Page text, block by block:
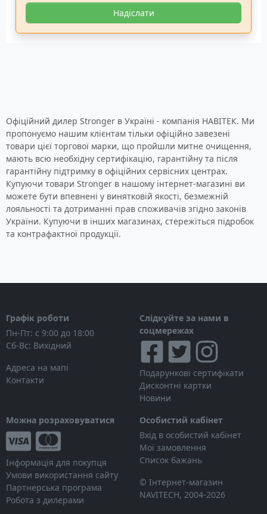
Надіслати
Офіційний дилер Stronger в Україні - компанія НАВІТЕК. Ми
пропонуємо нашим клієнтам тільки офіційно завезені
товари цієї торгової марки, що пройшли митне очищення,
мають всю необхідну сертифікацію, гарантійну та після
гарантійну підтримку в офіційних сервісних центрах.
Купуючи товари Stronger в нашому інтернет-магазині ви
можете бути впевнені у винятковій якості, безмежній
лояльності та дотриманні прав споживачів згідно законів
України. Купуючи в інших магазинах, стережіться підробок
та контрафактної продукції.
Графік роботи
Пн-Пт: с 9:00 до 18:00
Сб-Вс: Вихідний
Адреса на мапі
Контакти
Слідкуйте за нами в
соцмережах
Подарункові сертифікати
Дисконтні картки
Новини
Можна розраховуватися
Інформація для покупця
Умови використання сайту
Партнерська програма
Робота з дилерами
Особистий кабінет
Вхід в особистий кабінет
Мої замовлення
Список бажань
© Інтернет-магазин
NAVITECH, 2004-2026